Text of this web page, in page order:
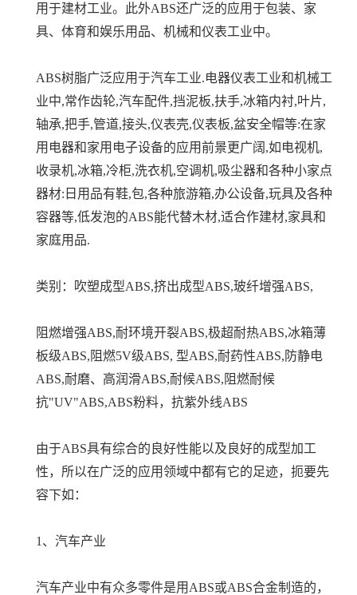
用于建材工业。此外ABS还广泛的应用于包装、家
具、体育和娱乐用品、机械和仪表工业中。
ABS树脂广泛应用于汽车工业.电器仪表工业和机械工
业中,常作齿轮,汽车配件,挡泥板,扶手,冰箱内衬,叶片,
轴承,把手,管道,接头,仪表壳,仪表板,盆安全帽等:在家
用电器和家用电子设备的应用前景更广阔,如电视机,
收录机,冰箱,冷柜,洗衣机,空调机,吸尘器和各种小家点
器材:日用品有鞋,包,各种旅游箱,办公设备,玩具及各种
容器等,低发泡的ABS能代替木材,适合作建材,家具和
家庭用品.
类别：吹塑成型ABS,挤出成型ABS,玻纤增强ABS,
阻燃增强ABS,耐环境开裂ABS,极超耐热ABS,冰箱薄
板级ABS,阻燃5V级ABS, 型ABS,耐药性ABS,防静电
ABS,耐磨、高润滑ABS,耐候ABS,阻燃耐候
抗"UV"ABS,ABS粉料，抗紫外线ABS
由于ABS具有综合的良好性能以及良好的成型加工
性，所以在广泛的应用领域中都有它的足迹，扼要先
容下如：
1、汽车产业
汽车产业中有众多零件是用ABS或ABS合金制造的，